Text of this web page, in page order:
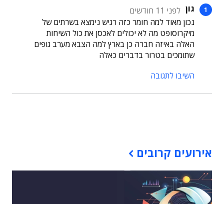
גון לפני 11 חודשים
נכון מאוד למה חומר כזה רגיש נימצא בשרתים של
מיקרוסופט מה לא יכולים לאכסן את כול השיחות
האלה באיזה חברה כן בארץ למה הצבא מערב גופים
שתומכים בטרור בדברים כאלה
השיבו לתגובה
אירועים קרובים